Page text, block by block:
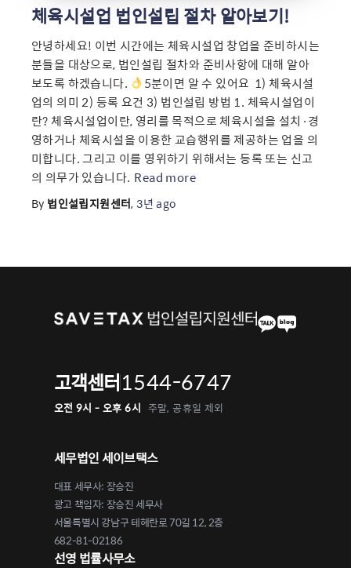
체육시설업 법인설립 절차 알아보기!
안녕하세요! 이번 시간에는 체육시설업 창업을 준비하시는
분들을 대상으로, 법인설립 절차와 준비사항에 대해 알아
보도록 하겠습니다.
5분이면 알 수 있어요 ​ 1) 체육시설
업의 의미 2) 등록 요건 3) 법인설립 방법 1. 체육시설업이
란? 체육시설업이란, 영리를 목적으로 체육시설을 설치·경
영하거나 체육시설을 이용한 교습행위를 제공하는 업을 의
미합니다. 그리고 이를 영위하기 위해서는 등록 또는 신고
의 의무가 있습니다. Read more
By 법인설립지원센터,3년 ago
고객센터1544-6747
오전 9시 - 오후 6시 주말, 공휴일 제외
세무법인 세이브택스
대표 세무사: 장승진
광고 책임자: 장승진 세무사
서울특별시 강남구 테헤란로 70길 12, 2층
682-81-02186
선영 법률사무소